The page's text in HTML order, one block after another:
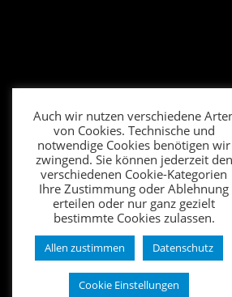
Auch wir nutzen verschiedene
von Cookies. Technische und
notwendige Cookies benötigen wir
zwingend. Sie können jederzeit den
verschiedenen Cookie-Kategorien
Ihre Zustimmung oder Ablehnung
erteilen oder nur ganz gezielt
bestimmte Cookies zulassen.
Allen zustimmen Datenschutz
Cookie Einstellungen